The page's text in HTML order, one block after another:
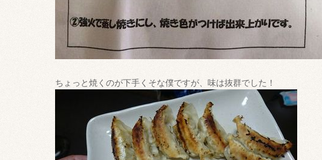
ちょっと焼くのが下手くそな僕ですが、味は抜群でした！